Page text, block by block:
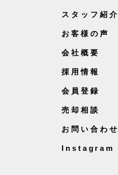
スタッフ紹介
お客様の声
会社概要
採用情報
会員登録
売却相談
お問い合わせ
Instagram